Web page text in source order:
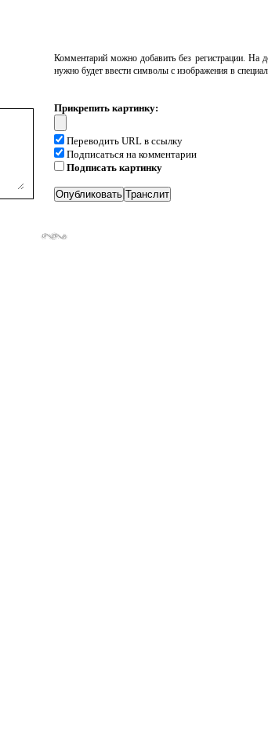
Комментарий можно добавить без регистрации. На
нужно будет ввести символы с изображения в
Прикрепить картинку:
Переводить URL в ссылку
Подписаться на комментарии
Подписать картинку